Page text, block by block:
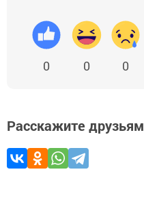
0 0 0
Расскажите друзьям